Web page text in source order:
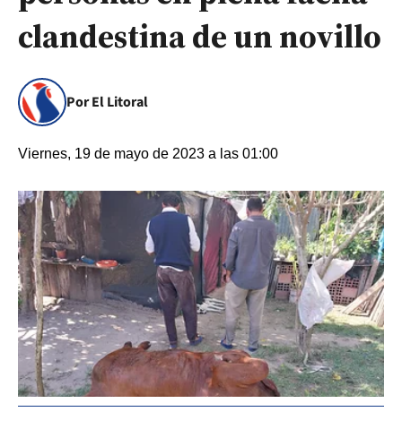
clandestina de un novillo
Por El Litoral
Viernes, 19 de mayo de 2023 a las 01:00